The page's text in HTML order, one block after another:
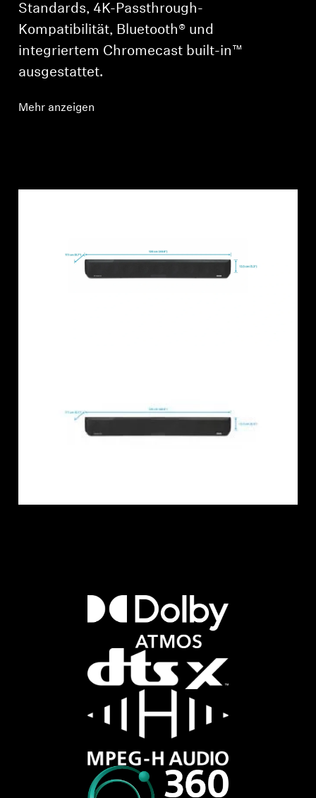
Standards, 4K-Passthrough-
Kompatibilität, Bluetooth® und
integriertem Chromecast built-in™
ausgestattet.
Mehr anzeigen
Login